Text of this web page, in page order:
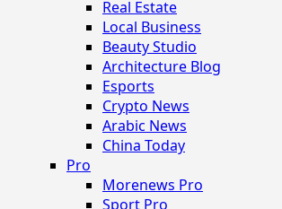
Real Estate
Local Business
Beauty Studio
Architecture Blog
Esports
Crypto News
Arabic News
China Today
Pro
Morenews Pro
Sport Pro